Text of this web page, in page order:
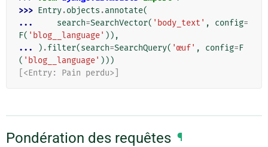
>>> Entry.objects .annotate(
...
search=SearchVector( 'body_text' , config=
F( 'blog__language' )),
...
) .filter(search=SearchQuery( 'œuf' , config=F
( 'blog__language' )))
[<Entry: Pain perdu>]
Pondération des requêtes ¶